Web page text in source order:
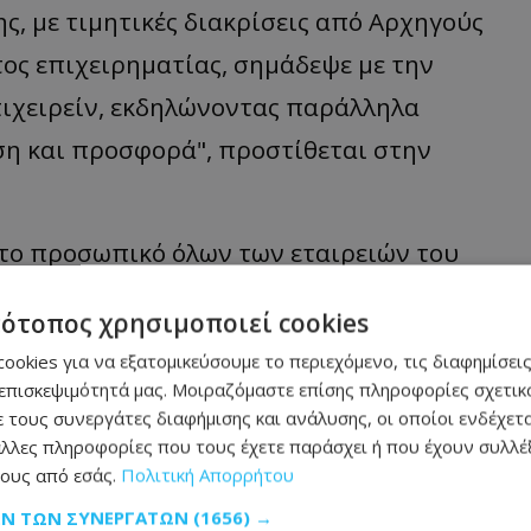
με τιμητικές διακρίσεις από Αρχηγούς
επιχειρηματίας, σημάδεψε με την
εκδηλώνοντας παράλληλα
και προσφορά", προστίθεται στην
προσωπικό όλων των εταιρειών του
τη συμπάθεια και τη
CTC αναφέρει πως συνεχίζει την
αξίες που ο Νίκος Σιακόλας τού
Μεξικού στην Κύπρο για δεκαεπτά
χρησιμοποιεί cookies
για να εξατομικεύσουμε το περιεχόμενο, τις
μας. Μοιραζόμαστε επίσης πληροφορίες
συνεργάτες διαφήμισης και ανάλυσης, οι οποίοι
πληροφορίες που τους έχετε παράσχει ή που έχουν
από εσάς. Πολιτική Απορρήτου
ΤΩΝ ΣΥΝΕΡΓΑΤΏΝ (1656) →